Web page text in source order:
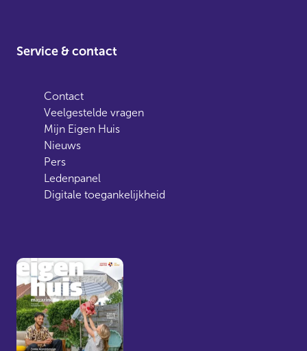
Service & contact
Contact
Veelgestelde vragen
Mijn Eigen Huis
Nieuws
Pers
Ledenpanel
Digitale toegankelijkheid